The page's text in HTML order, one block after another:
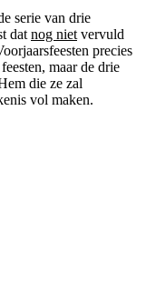
serie van drie
dat nog niet vervuld
precies
maar de drie
die ze zal
vol maken.